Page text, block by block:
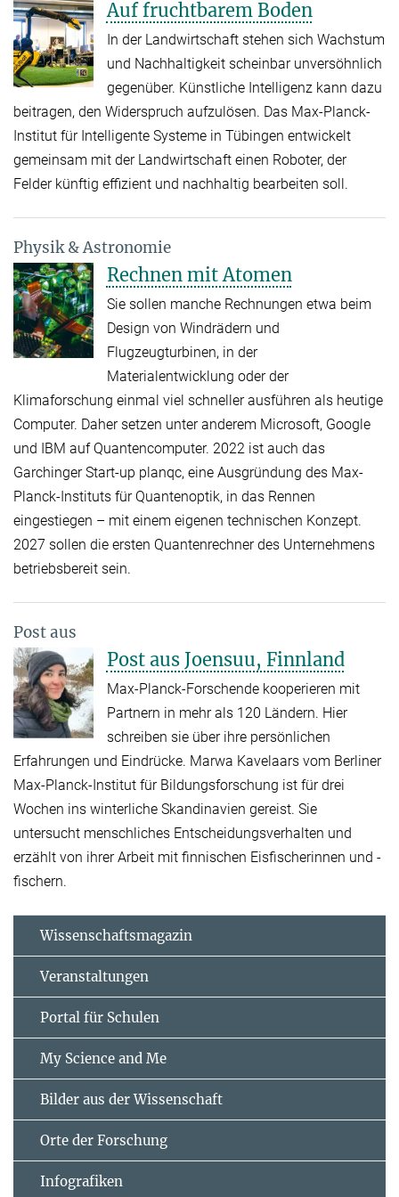
Auf fruchtbarem Boden
In der Landwirtschaft stehen sich Wachstum
und Nachhaltigkeit scheinbar unversöhnlich
gegenüber. Künstliche Intelligenz kann dazu
beitragen, den Widerspruch aufzulösen. Das Max-Planck-
Institut für Intelligente Systeme in Tübingen entwickelt
gemeinsam mit der Landwirtschaft einen Roboter, der
Felder künftig effizient und nachhaltig bearbeiten soll.
Physik & Astronomie
Rechnen mit Atomen
Sie sollen manche Rechnungen etwa beim
Design von Windrädern und
Flugzeugturbinen, in der
Materialentwicklung oder der
Klimaforschung einmal viel schneller ausführen als heutige
Computer. Daher setzen unter anderem Microsoft, Google
und IBM auf Quantencomputer. 2022 ist auch das
Garchinger Start-up planqc, eine Ausgründung des Max-
Planck-Instituts für Quantenoptik, in das Rennen
eingestiegen – mit einem eigenen technischen Konzept.
2027 sollen die ersten Quantenrechner des Unternehmens
betriebsbereit sein.
Post aus
Post aus Joensuu, Finnland
Max-Planck-Forschende kooperieren mit
Partnern in mehr als 120 Ländern. Hier
schreiben sie über ihre persönlichen
Erfahrungen und Eindrücke. Marwa Kavelaars vom Berliner
Max-Planck-Institut für Bildungsforschung ist für drei
Wochen ins winterliche Skandinavien gereist. Sie
untersucht menschliches Entscheidungsverhalten und
erzählt von ihrer Arbeit mit finnischen Eisfischerinnen und -
fischern.
Wissenschaftsmagazin
Veranstaltungen
Portal für Schulen
My Science and Me
Bilder aus der Wissenschaft
Orte der Forschung
Infografiken